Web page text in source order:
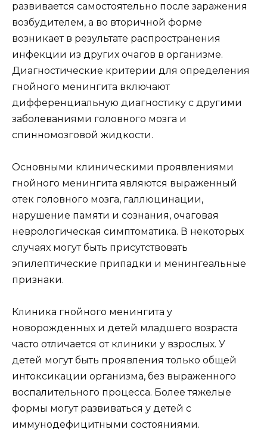
развивается самостоятельно после заражения
возбудителем, а во вторичной форме
возникает в результате распространения
инфекции из других очагов в организме.
Диагностические критерии для определения
гнойного менингита включают
дифференциальную диагностику с другими
заболеваниями головного мозга и
спинномозговой жидкости.
Основными клиническими проявлениями
гнойного менингита являются выраженный
отек головного мозга, галлюцинации,
нарушение памяти и сознания, очаговая
неврологическая симптоматика. В некоторых
случаях могут быть присутствовать
эпилептические припадки и менингеальные
признаки.
Клиника гнойного менингита у
новорожденных и детей младшего возраста
часто отличается от клиники у взрослых. У
детей могут быть проявления только общей
интоксикации организма, без выраженного
воспалительного процесса. Более тяжелые
формы могут развиваться у детей с
иммунодефицитными состояниями.